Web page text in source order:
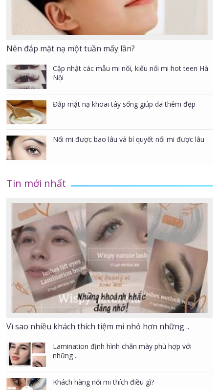
Nên đắp mặt nạ một tuần mấy lần?
Cập nhật các mẫu mi nối, kiểu nối mi hot teen Hà
Nội
Đắp mặt nạ khoai tây sống giúp da thêm đẹp
Nối mi được bao lâu và bí quyết nối mi được lâu
Tin mới nhất
Vì sao nhiều khách thích tiệm mi nhỏ hơn những ..
Lamination định hình chân mày phù hợp với
những ..
Khách hàng nối mi thích điều gì?